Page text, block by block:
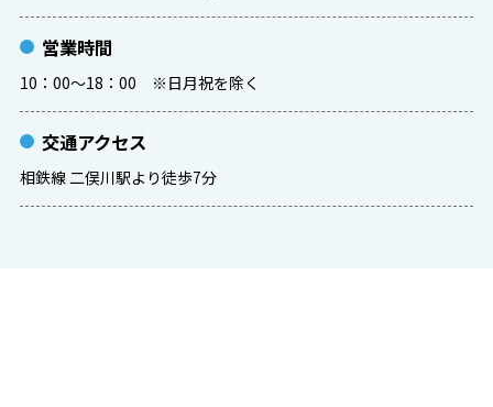
営業時間
10：00～18：00 ※日月祝を除く
交通アクセス
相鉄線 二俣川駅より徒歩7分